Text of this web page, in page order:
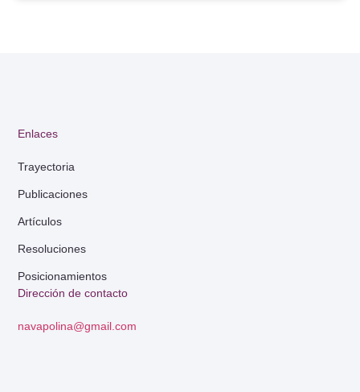
Dirección de contacto
navapolina@gmail.com
Enlaces
Trayectoria
Publicaciones
Artículos
Resoluciones
Posicionamientos